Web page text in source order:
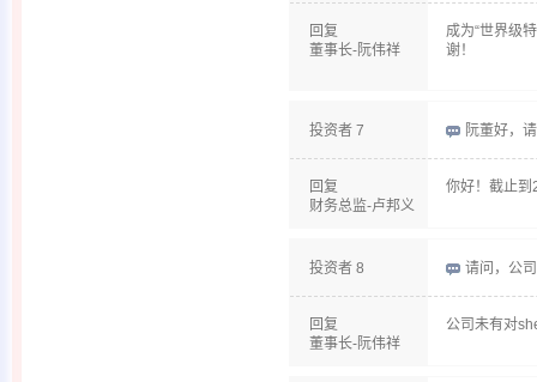
回复
董事长-阮伟祥
成为“世界级
谢！
投资者 7 阮董好，
回复
财务总监-卢邦义
你好！截止到
投资者 8 请问，公
回复
董事长-阮伟祥
公司未有对